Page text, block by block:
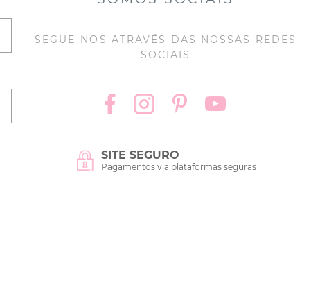
SEGUE-NOS ATRAVÉS DAS NOSSAS REDES
SOCIAIS
SITE SEGURO
Pagamentos via plataformas seguras